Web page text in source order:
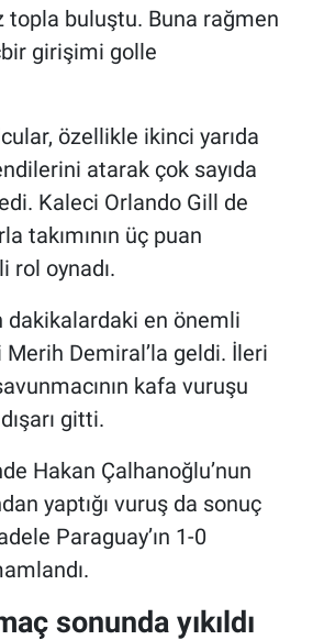
topla buluştu. Buna rağmen
girişimi golle
özellikle ikinci yarıda
atarak çok sayıda
Kaleci Orlando Gill de
takımının üç puan
rol oynadı.
dakikalardaki en önemli
Merih Demiral’la geldi. İleri
kafa vuruşu
gitti.
Hakan Çalhanoğlu’nun
yaptığı vuruş da sonuç
Paraguay’ın 1-0
sonunda yıkıldı